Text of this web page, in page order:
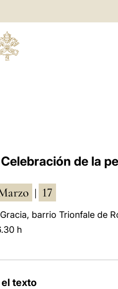
de la
17
barrio Trionfale de
h
texto